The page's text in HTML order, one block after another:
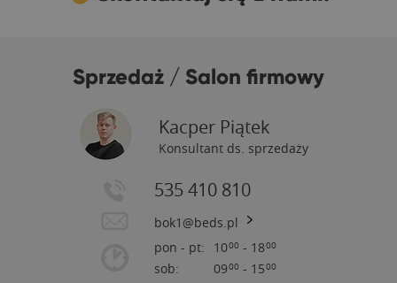
Sprzedaż / Salon firmowy
Kacper Piątek
Konsultant ds. sprzedaży
535 410 810
bok1@beds.pl
pon - pt:
sob:
1000 - 1800
0900 - 1500